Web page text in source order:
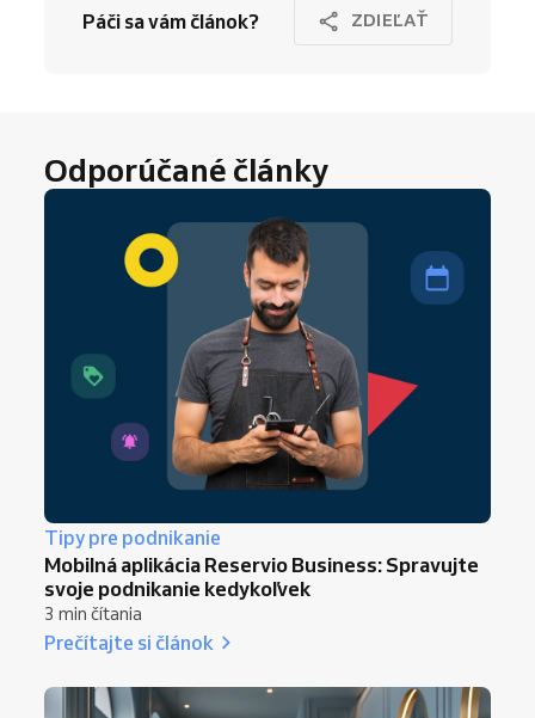
Páči sa vám článok? ZDIEĽAŤ
Odporúčané články
Tipy pre podnikanie
Mobilná aplikácia Reservio Business: Spravujte
svoje podnikanie kedykoľvek
3 min čítania
Prečítajte si článok